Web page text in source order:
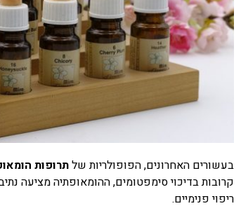
בעשורים האחרונים, הפופולריות שלתרופות
קרובות בדיכוי סימפטומים, ההומאופתיה מציעה
ריפוי פנימיים.